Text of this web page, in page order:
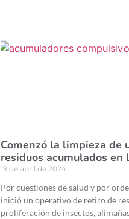
Comenzó la limpieza de
residuos acumulados en
19 de abril de 2024
Por cuestiones de salud y por
inició un operativo de retiro de
proliferación de insectos,